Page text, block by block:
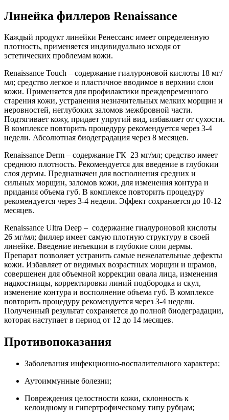
Линейка филлеров Renaissance
Каждый продукт линейки Ренессанс имеет определенную
плотность, применяется индивидуально исходя от
эстетических проблемам кожи.
Renaissance Touch – содержание гиалуроновой кислоты 18 мг/
мл; средство легкое и пластичное вводимое в верхнии слои
кожи. Применяется для профилактики преждевременного
старения кожи, устранения незначительных мелких морщин и
неровностей, неглубоких заломов межбровной части.
Подтягивает кожу, придает упругий вид, избавляет от сухости.
В комплексе повторить процедуру рекомендуется через 3-4
недели. Абсолютная биодеградация через 8 месяцев.
Renaissance Derm – содержание ГК 23 мг/мл; средство имеет
среднюю плотность. Рекомендуется для введение в глубокии
слоя дермы. Предназначен для восполнения средних и
сильных морщин, заломов кожи, для изменения контура и
придания объема губ. В комплексе повторить процедуру
рекомендуется через 3-4 недели. Эффект сохраняется до 10-12
месяцев.
Renaissance Ultra Deep – содержание гиалуроновой кислоты
26 мг/мл; филлер имеет самую плотную структуру в своей
линейке. Введение инъекции в глубокие слои дермы.
Препарат позволяет устранить самые нежелательные дефекты
кожи. Избавляет от видимых возрастных морщин и шрамов,
совершенен для объемной коррекции овала лица, изменения
надкостницы, корректировки линий подбородка и скул,
изменение контура и восполнение объема губ. В комплексе
повторить процедуру рекомендуется через 3-4 недели.
Полученный результат сохраняется до полной биодеградации,
которая наступает в период от 12 до 14 месяцев.
Противопоказания
Заболевания инфекционно-воспалительного характера;
Аутоиммунные болезни;
Повреждения целостности кожи, склонность к
келоидному и гипертрофическому типу рубцам;